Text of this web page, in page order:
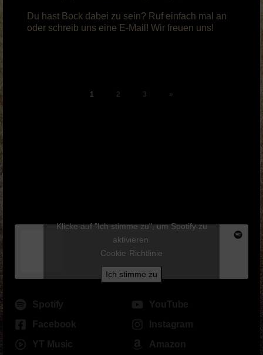
Du hast Bock dabei zu sein? Ruf einfach mal an
oder schreib uns eine E-Mail! Wir freuen uns!
1 2 3 »
Klicke auf "Ich stimme zu", um Spotify zu
aktivieren
Cookie-Richtlinie
Ich stimme zu
Spotify
YouTube
Facebook
Instagram
YT Music
Amazon